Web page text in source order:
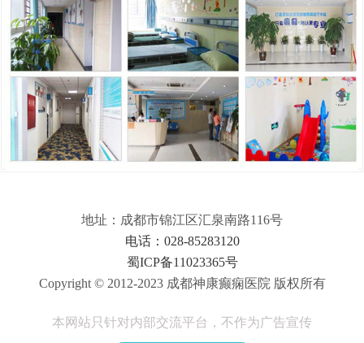
地址：成都市锦江区汇泉南路116号
电话：028-85283120
蜀ICP备11023365号
Copyright © 2012-2023 成都神康癫痫医院 版权所有
本网站只针对内部交流平台，不作为广告宣传